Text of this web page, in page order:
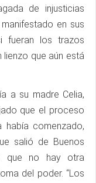
de injusticias
en sus
fueran los trazos
lienzo que aún está
a su madre Celia,
que el proceso
había comenzado,
salió de Buenos
que no hay otra
del poder. “Los